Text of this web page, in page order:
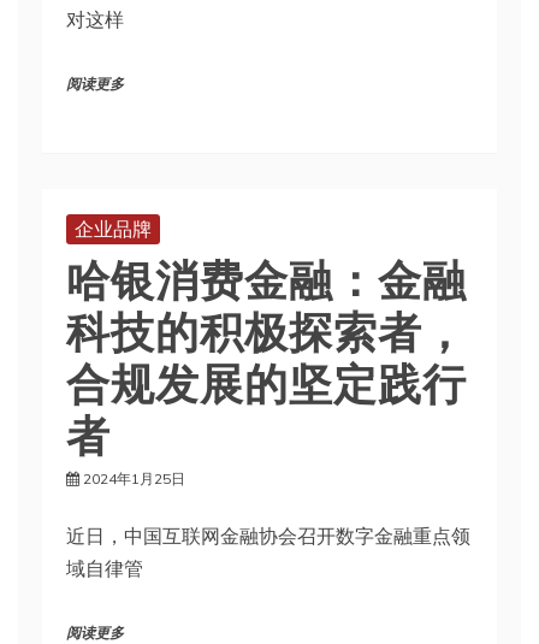
对这样
阅读更多
企业品牌
哈银消费金融：金融
科技的积极探索者，
合规发展的坚定践行
者
2024年1月25日
近日，中国互联网金融协会召开数字金融重点领
域自律管
阅读更多